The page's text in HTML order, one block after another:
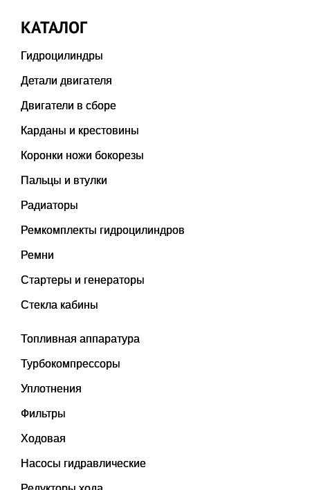
КАТАЛОГ
Гидроцилиндры
Детали двигателя
Двигатели в сборе
Карданы и крестовины
Коронки ножи бокорезы
Пальцы и втулки
Радиаторы
Ремкомплекты гидроцилиндров
Ремни
Стартеры и генераторы
Стекла кабины
Топливная аппаратура
Турбокомпрессоры
Уплотнения
Фильтры
Ходовая
Насосы гидравлические